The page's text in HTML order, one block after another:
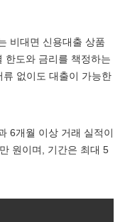
비대면 신용대출 상품
한도와 금리를 책정하는
없이도 대출이 가능한
6개월 이상 거래 실적이
원이며, 기간은 최대 5